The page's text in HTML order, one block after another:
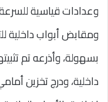
وعدادات قياسية للسرعة
ومقابض أبواب داخلية
بسهولة، وأذرعه تم
داخلية، ودرج تخزين